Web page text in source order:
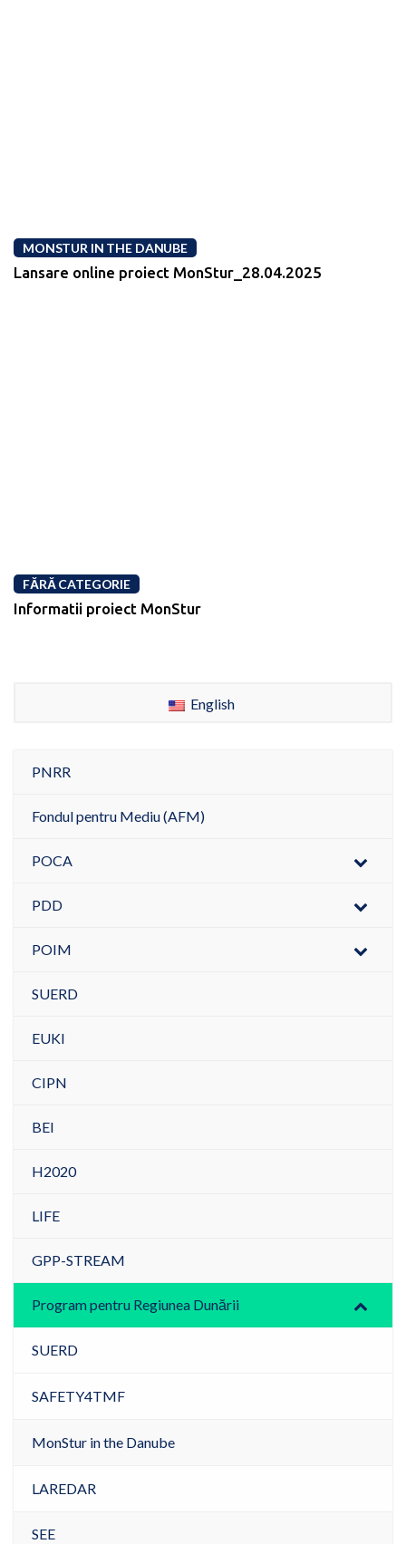
MONSTUR IN THE DANUBE
Lansare online proiect MonStur_28.04.2025
FĂRĂ CATEGORIE
Informatii proiect MonStur
English
PNRR
Fondul pentru Mediu (AFM)
POCA
PDD
POIM
SUERD
EUKI
CIPN
BEI
H2020
LIFE
GPP-STREAM
Program pentru Regiunea Dunării
SUERD
SAFETY4TMF
MonStur in the Danube
LAREDAR
SEE